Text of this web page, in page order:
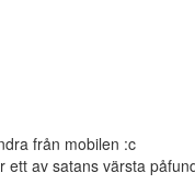
från mobilen :c
ett av satans värsta